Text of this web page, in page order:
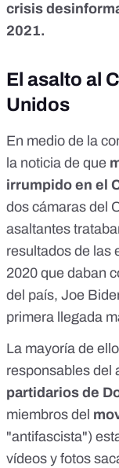
crisis
2021.
El asalto al
Unidos
En medio de la
la noticia de que
irrumpido en el
dos cámaras del
asaltantes
resultados de las
2020 que daban
del país, Joe
primera llegada
La mayoría de
responsables del
partidarios de
miembros del
"antifascista")
vídeos y fotos